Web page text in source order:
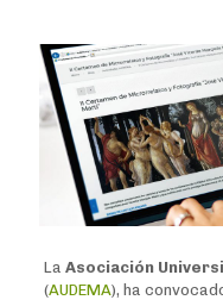
La Asociación
(AUDEMA), ha